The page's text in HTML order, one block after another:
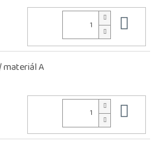
materiál A